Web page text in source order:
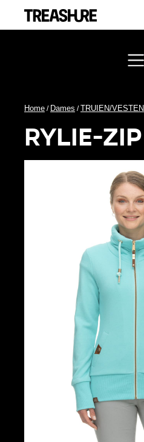
Home / Dames /TRUIEN/VESTEN
rylie-zip